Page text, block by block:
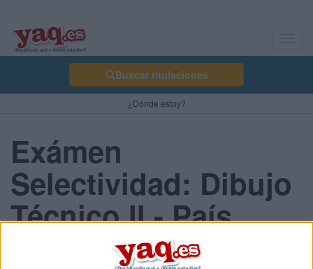
Buscar titulaciones
¿Dónde estoy?
Exámen
Selectividad: Dibujo
Técnico II - País
Vasco 2013 Junio